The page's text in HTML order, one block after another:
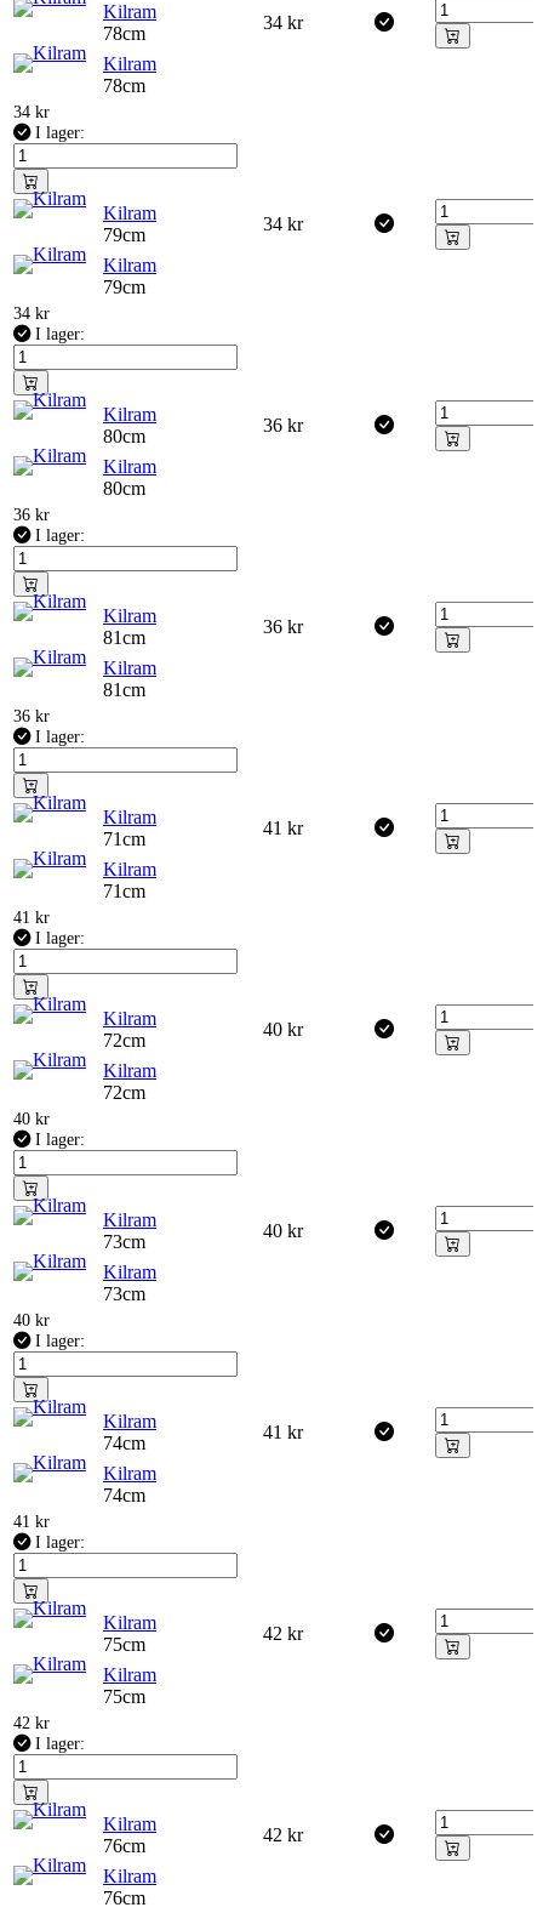
Kilram
78cm
34 kr
Kilram
78cm
34 kr
I lager:
Kilram
79cm
34 kr
Kilram
79cm
34 kr
I lager:
Kilram
80cm
36 kr
Kilram
80cm
36 kr
I lager:
Kilram
81cm
36 kr
Kilram
81cm
36 kr
I lager:
Kilram
71cm
41 kr
Kilram
71cm
41 kr
I lager:
Kilram
72cm
40 kr
Kilram
72cm
40 kr
I lager:
Kilram
73cm
40 kr
Kilram
73cm
40 kr
I lager:
Kilram
74cm
41 kr
Kilram
74cm
41 kr
I lager:
Kilram
75cm
42 kr
Kilram
75cm
42 kr
I lager:
Kilram
76cm
42 kr
Kilram
76cm